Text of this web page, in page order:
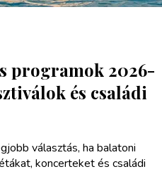
programok 2026-
és családi
választás, ha balatoni
koncerteket és családi